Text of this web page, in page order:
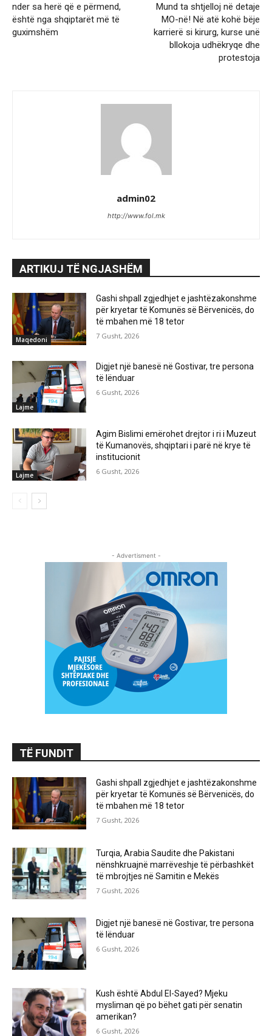
nder sa herë që e përmend,
është nga shqiptarët më të
guximshëm
Mund ta shtjelloj në detaje
MO-në! Në atë kohë bëje
karrierë si kirurg, kurse unë
bllokoja udhëkryqe dhe
protestoja
admin02
http://www.fol.mk
ARTIKUJ TË NGJASHËM
Maqedoni
Gashi shpall zgjedhjet e jashtëzakonshme
për kryetar të Komunës së Bërvenicës, do
të mbahen më 18 tetor
7 Gusht, 2026
Lajme
Digjet një banesë në Gostivar, tre persona
të lënduar
6 Gusht, 2026
Lajme
Agim Bislimi emërohet drejtor i ri i Muzeut
të Kumanovës, shqiptari i parë në krye të
institucionit
6 Gusht, 2026
- Advertisment -
TË FUNDIT
Gashi shpall zgjedhjet e jashtëzakonshme
për kryetar të Komunës së Bërvenicës, do
të mbahen më 18 tetor
7 Gusht, 2026
Turqia, Arabia Saudite dhe Pakistani
nënshkruajnë marrëveshje të përbashkët
të mbrojtjes në Samitin e Mekës
7 Gusht, 2026
Digjet një banesë në Gostivar, tre persona
të lënduar
6 Gusht, 2026
Kush është Abdul El-Sayed? Mjeku
mysliman që po bëhet gati për senatin
amerikan?
6 Gusht, 2026